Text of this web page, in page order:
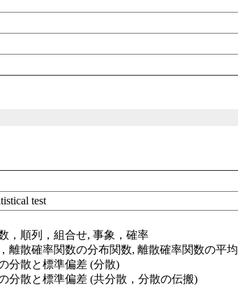
test
，順列，組合せ, 事象，確率
離散確率関数の分布関数, 離散確率関数の平均
分散と標準偏差 (分散)
分散と標準偏差 (共分散，分散の伝搬)